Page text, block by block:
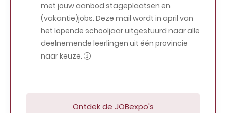
met jouw aanbod stageplaatsen en
(vakantie)jobs. Deze mail wordt in april van
het lopende schooljaar uitgestuurd naar alle
deelnemende leerlingen uit één provincie
naar keuze.
Ontdek de JOBexpo's